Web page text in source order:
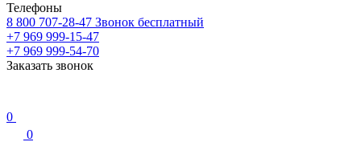
Телефоны
8 800 707-28-47 Звонок бесплатный
+7 969 999-15-47
+7 969 999-54-70
Заказать звонок
0
0